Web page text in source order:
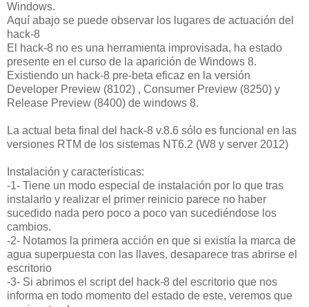
Windows.
Aquí abajo se puede observar los lugares de actuación del
hack-8
El hack-8 no es una herramienta improvisada, ha estado
presente en el curso de la aparición de Windows 8.
Existiendo un hack-8 pre-beta eficaz en la versión
Developer Preview (8102) , Consumer Preview (8250) y
Release Preview (8400) de windows 8.
La actual beta final del hack-8 v.8.6 sólo es funcional en las
versiones RTM de los sistemas NT6.2 (W8 y server 2012)
Instalación y características:
-1- Tiene un modo especial de instalación por lo que tras
instalarlo y realizar el primer reinicio parece no haber
sucedido nada pero poco a poco van sucediéndose los
cambios.
-2- Notamos la primera acción en que si existía la marca de
agua superpuesta con las llaves, desaparece tras abrirse el
escritorio
-3- Si abrimos el script del hack-8 del escritorio que nos
informa en todo momento del estado de este, veremos que